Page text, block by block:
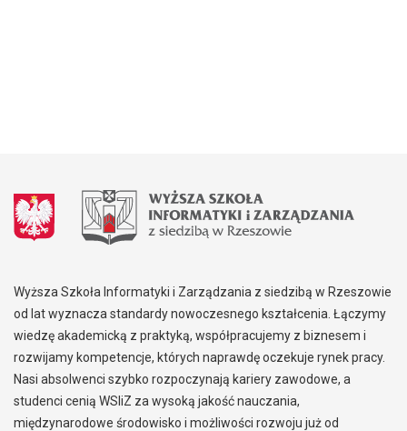
Wyższa Szkoła Informatyki i Zarządzania z siedzibą w Rzeszowie
od lat wyznacza standardy nowoczesnego kształcenia. Łączymy
wiedzę akademicką z praktyką, współpracujemy z biznesem i
rozwijamy kompetencje, których naprawdę oczekuje rynek pracy.
Nasi absolwenci szybko rozpoczynają kariery zawodowe, a
studenci cenią WSIiZ za wysoką jakość nauczania,
międzynarodowe środowisko i możliwości rozwoju już od